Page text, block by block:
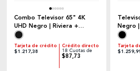
Combo Televisor 65" 4K
UHD Negro | Riviera +
Parlante Recargable Negro
Tarjeta de crédito
$1.217,38
Crédito directo
18 Cuotas de
$87,73
Negro
Tarjeta